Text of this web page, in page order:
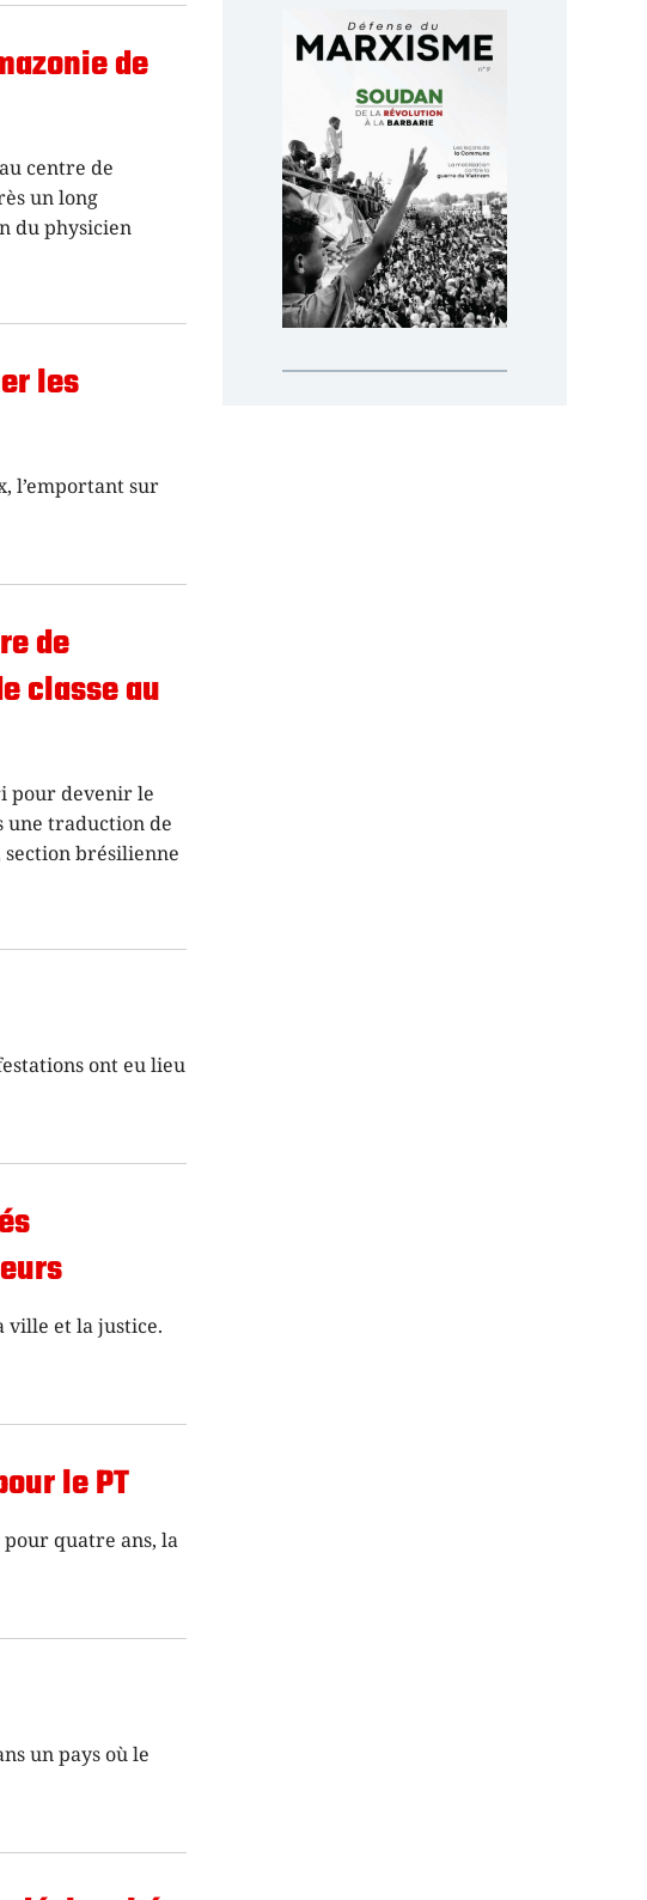
de
centre de
un long
du physicien
les
l’emportant sur
de
classe au
pour devenir le
une traduction de
brésilienne
ont eu lieu
ville et la justice.
le PT
quatre ans, la
un pays où le